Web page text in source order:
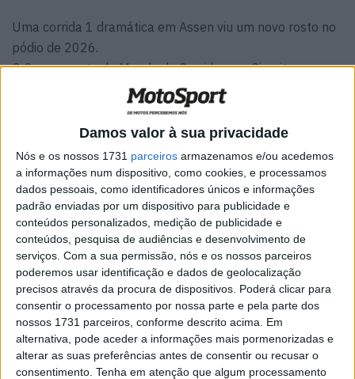
Damos valor à sua privacidade
Nós e os nossos 1731 parceiros armazenamos e/ou acedemos
a informações num dispositivo, como cookies, e processamos
dados pessoais, como identificadores únicos e informações
padrão enviadas por um dispositivo para publicidade e
conteúdos personalizados, medição de publicidade e
conteúdos, pesquisa de audiências e desenvolvimento de
serviços. Com a sua permissão, nós e os nossos parceiros
poderemos usar identificação e dados de geolocalização
precisos através da procura de dispositivos. Poderá clicar para
consentir o processamento por nossa parte e pela parte dos
nossos 1731 parceiros, conforme descrito acima. Em
alternativa, pode aceder a informações mais pormenorizadas e
alterar as suas preferências antes de consentir ou recusar o
consentimento. Tenha em atenção que algum processamento
Uma corrida 1 dramática em Assen viu um novo rosto no
pódio de 2026.
O Campeonato do Mundo de Corridas em Circuito
Feminino (WorldWCR) entrou na pista da “Catedral da
Velocidade” e Maria Herrera (Terra & Vita GRT) assumiu
a liderança da classificação do campeonato ao
conquistar a sua segunda vitória da temporada, à frente
de Beatriz Neila (Ampito Crescent) em P2 e Roberta
Ponziani (Klint Racing) em P3.
QUEDAS NA VOLTA 1
A chuva começou a cair na pista logo após o arranque,
quando Herrera assumiu a liderança, pouco antes de um
grupo de pilotos se envolver numa colisão na Curva 1,
incluindo Emily Bondi (FT Racing Academy), Pakita Ruiz
(PR46+1 Racing), Line Vieillard (FT Racing Academy) e
Tayla Relph (Full Throttle Racing).
A australiana foi levada para o centro médico e não